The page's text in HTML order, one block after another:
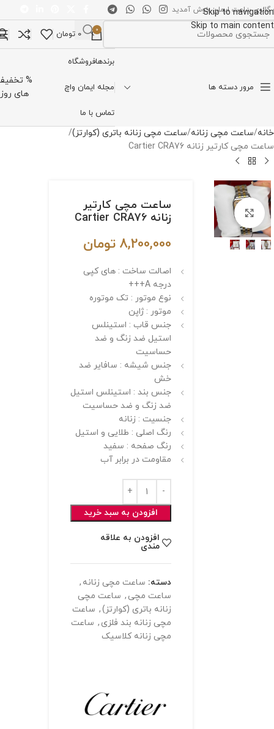
Skip to navigation
Skip to main content
گالری ساعت ایمان خوش آمدید
0
0 تومان
مرور دسته ها
برندهافروشگاه
مجله ایمان واچ
تماس با ما
%
های روز
خانه ساعت مچی زنانه ساعت مچی زنانه باتری (کوارتز)
ساعت مچی کارتیر زنانه Cartier CRA76
برای بزرگنمایی کلیک کنیدساعت مچی کارتیر
زنانه Cartier CRA76
8,200,000 تومان
اصالت ساخت : های کپی
درجه A+++
نوع موتور : تک موتوره
موتور : ژاپن
جنس قاب : استینلس
استیل ضد زنگ و ضد
حساسیت
جنس شیشه : سافایر ضد
خش
جنس بند : استینلس استیل
ضد زنگ و ضد حساسیت
جنسیت : زنانه
رنگ اصلی : طلایی و استیل
رنگ صفحه : سفید
مقاومت در برابر آب
افزودن به سبد خرید
افزودن به علاقه
مندی
دسته: ساعت مچی زنانه ,
ساعت مچی , ساعت مچی
زنانه باتری (کوارتز), ساعت
مچی زنانه بند فلزی , ساعت
مچی زنانه کلاسیک